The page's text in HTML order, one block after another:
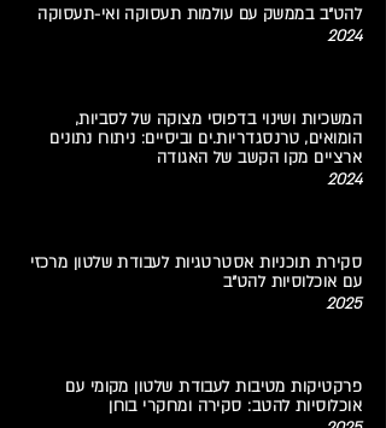
להט"ב בממשק עם עולמות תעסוקה ואי-תעסוקה
2024
המשכיות ושינוי בדפוסי מצוקה של לסביות,
הומואים, טרנסגדריות.ים וביסיים: ניתוח נתונים
ארציים מקו הקשב של האגודה
2024
סקירת תוכניות אסטרטגיות לעבודת שלטון מרכזי
עם אוכלוסיות להט"ב
2025
פרקטיקות מטיבות לעבודת שלטון מקומי עם
אוכלוסיות להטב: סקירה ומחקרי בוחן